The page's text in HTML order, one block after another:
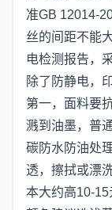
准GB 12014-
丝的间距不能
电检测报告，
除了防静电，
第一，面料要
溅到油墨，普
碳防水防油处
透，擦拭或漂
本大约高10-15